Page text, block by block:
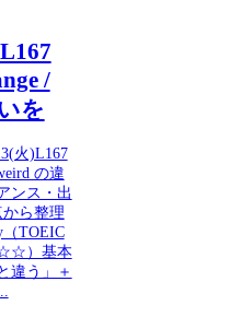
/
を
火)L167
の違
ンス・出
ら整理
（TOEIC
）基本
違う」＋